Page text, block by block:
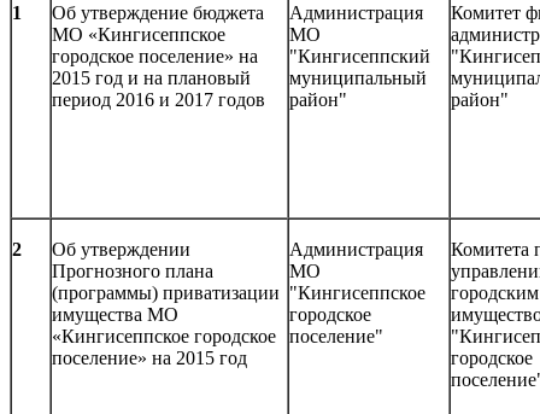
1
Об утверждение бюджета
МО «Кингисеппское
городское поселение» на
2015 год и на плановый
период 2016 и 2017 годов
Администрация
МО
"Кингисеппский
муниципальный
район"
Комитет
район"
2
Об утверждении
Прогнозного плана
(программы) приватизации
имущества МО
«Кингисеппское городское
поселение» на 2015 год
Администрация
МО
"Кингисеппское
городское
поселение"
Комитета
городским
городское